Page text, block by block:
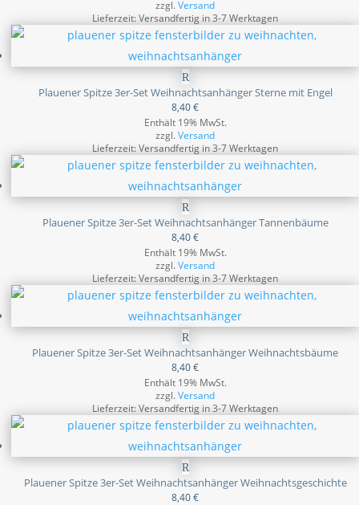
zzgl.Versand
Lieferzeit: Versandfertig in 3-7 Werktagen
Plauener Spitze 3er-Set Weihnachtsanhänger Sterne mit Engel
8,40€
Enthält 19% MwSt.
zzgl.Versand
Lieferzeit: Versandfertig in 3-7 Werktagen
Plauener Spitze 3er-Set Weihnachtsanhänger Tannenbäume
8,40€
Enthält 19% MwSt.
zzgl.Versand
Lieferzeit: Versandfertig in 3-7 Werktagen
Plauener Spitze 3er-Set Weihnachtsanhänger Weihnachtsbäume
8,40€
Enthält 19% MwSt.
zzgl.Versand
Lieferzeit: Versandfertig in 3-7 Werktagen
Plauener Spitze 3er-Set Weihnachtsanhänger Weihnachtsgeschichte
8,40€